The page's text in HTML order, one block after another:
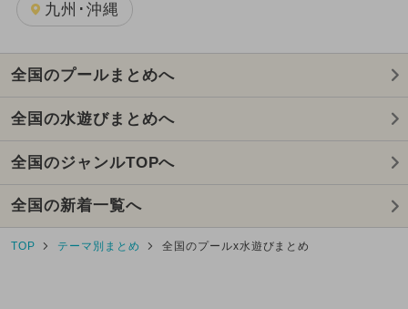
九州･沖縄
全国のプールまとめへ
全国の水遊びまとめへ
全国のジャンルTOPへ
全国の新着一覧へ
TOP テーマ別まとめ 全国のプールx水遊びまとめ